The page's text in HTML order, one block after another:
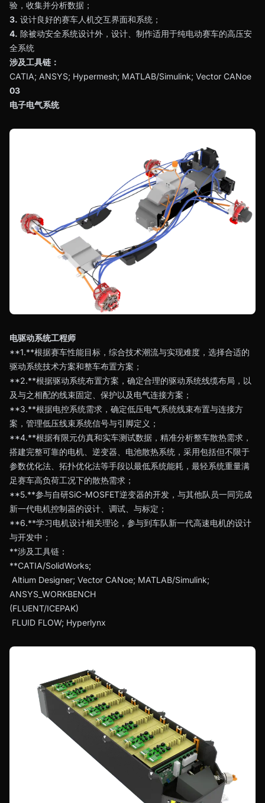
验，收集并分析数据；
3. 设计良好的赛车人机交互界面和系统；
4. 除被动安全系统设计外，设计、制作适用于纯电动赛车的高压安
全系统
涉及工具链：
CATIA; ANSYS; Hypermesh; MATLAB/Simulink; Vector CANoe
03
电子电气系统
电驱动系统工程师
**1.**根据赛车性能目标，综合技术潮流与实现难度，选择合适的
驱动系统技术方案和整车布置方案；
**2.**根据驱动系统布置方案，确定合理的驱动系统线缆布局，以
及与之相配的线束固定、保护以及电气连接方案；
**3.**根据电控系统需求，确定低压电气系统线束布置与连接方
案，管理低压线束系统信号与引脚定义；
**4.**根据有限元仿真和实车测试数据，精准分析整车散热需求，
搭建完整可靠的电机、逆变器、电池散热系统，采用包括但不限于
参数优化法、拓扑优化法等手段以最低系统能耗，最轻系统重量满
足赛车高负荷工况下的散热需求；
**5.**参与自研SiC-MOSFET逆变器的开发，与其他队员一同完成
新一代电机控制器的设计、调试、与标定；
**6.**学习电机设计相关理论，参与到车队新一代高速电机的设计
与开发中；
**涉及工具链：
**CATIA/SolidWorks;
Altium Designer; Vector CANoe; MATLAB/Simulink;
ANSYS_WORKBENCH
(FLUENT/ICEPAK)
FLUID FLOW; Hyperlynx